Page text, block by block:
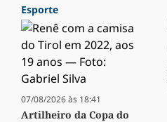
Esporte
07/08/2026 às 18:41
Artilheiro da Copa do